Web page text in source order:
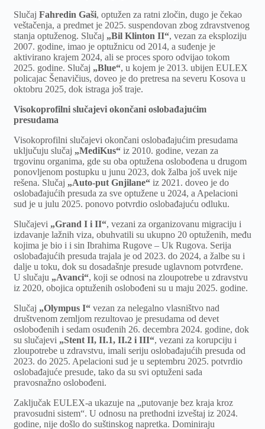
Slučaj Fahredin Gaši, optužen za ratni zločin, dugo je čekao
veštačenja, a predmet je 2025. suspendovan zbog zdravstvenog
stanja optuženog. Slučaj „Bil Klinton II“, vezan za eksploziju
2007. godine, imao je optužnicu od 2014, a suđenje je
aktivirano krajem 2024, ali se proces sporo odvijao tokom
2025. godine. Slučaj „Blue“, u kojem je 2013. ubijen EULEX
policajac Šenavičius, doveo je do pretresa na severu Kosova u
oktobru 2025, dok istraga još traje.
Visokoprofilni slučajevi okončani oslobađajućim
presudama
Visokoprofilni slučajevi okončani oslobađajućim presudama
uključuju slučaj „MediKus“ iz 2010. godine, vezan za
trgovinu organima, gde su oba optužena oslobođena u drugom
ponovljenom postupku u junu 2023, dok žalba još uvek nije
rešena. Slučaj „Auto-put Gnjilane“ iz 2021. doveo je do
oslobađajućih presuda za sve optužene u 2024, a Apelacioni
sud je u julu 2025. ponovo potvrdio oslobađajuću odluku.
Slučajevi „Grand I i II“, vezani za organizovanu migraciju i
izdavanje lažnih viza, obuhvatili su ukupno 20 optuženih, među
kojima je bio i i sin Ibrahima Rugove – Uk Rugova. Serija
oslobađajućih presuda trajala je od 2023. do 2024, a žalbe su i
dalje u toku, dok su dosadašnje presude uglavnom potvrđene.
U slučaju „Avanci“, koji se odnosi na zloupotrebe u zdravstvu
iz 2020, obojica optuženih oslobođeni su u maju 2025. godine.
Slučaj „Olympus I“ vezan za nelegalno vlasništvo nad
društvenom zemljom rezultovao je presudama od devet
oslobođenih i sedam osuđenih 26. decembra 2024. godine, dok
su slučajevi „Stent II, II.1, II.2 i III“, vezani za korupciju i
zloupotrebe u zdravstvu, imali seriju oslobađajućih presuda od
2023. do 2025. Apelacioni sud je u septembru 2025. potvrdio
oslobađajuće presude, tako da su svi optuženi sada
pravosnažno oslobođeni.
Zaključak EULEX-a ukazuje na „putovanje bez kraja kroz
pravosudni sistem“. U odnosu na prethodni izveštaj iz 2024.
godine, nije došlo do suštinskog napretka. Dominiraju